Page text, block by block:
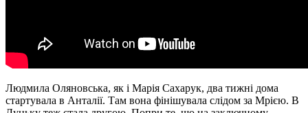
Людмила Оляновська, як і Марія Сахарук, два тижні дома
стартувала в Анталії. Там вона фінішувала слідом за Мрією. В